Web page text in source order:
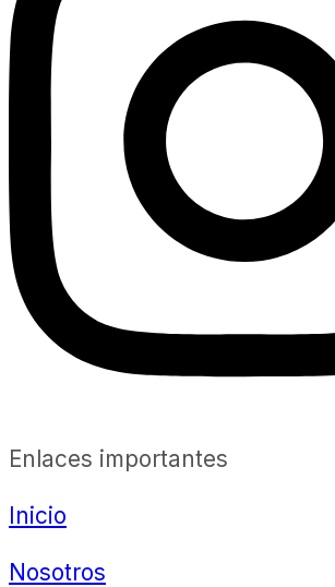
Enlaces importantes
Inicio
Nosotros